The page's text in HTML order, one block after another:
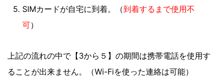
SIMカードが自宅に到着。（到着するまで使用不
可）
上記の流れの中で【3から５】の期間は携帯電話を使用す
ることが出来ません。（Wi-Fiを使った連絡は可能）